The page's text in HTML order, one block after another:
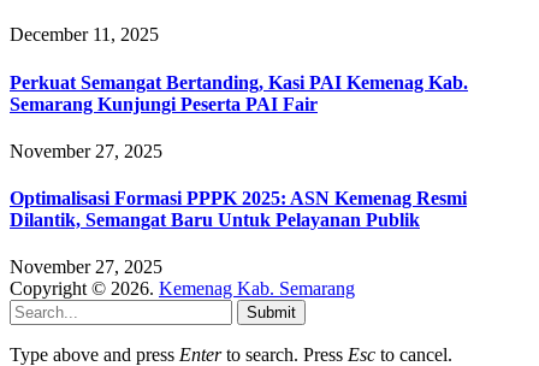
December 11, 2025
Perkuat Semangat Bertanding, Kasi PAI Kemenag Kab.
Semarang Kunjungi Peserta PAI Fair
November 27, 2025
Optimalisasi Formasi PPPK 2025: ASN Kemenag Resmi
Dilantik, Semangat Baru Untuk Pelayanan Publik
November 27, 2025
Copyright © 2026. Kemenag Kab. Semarang
Submit
Type above and press Enterto search. Press Esc to cancel.